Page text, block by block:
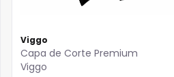
Viggo
Capa de Corte Premium
Viggo